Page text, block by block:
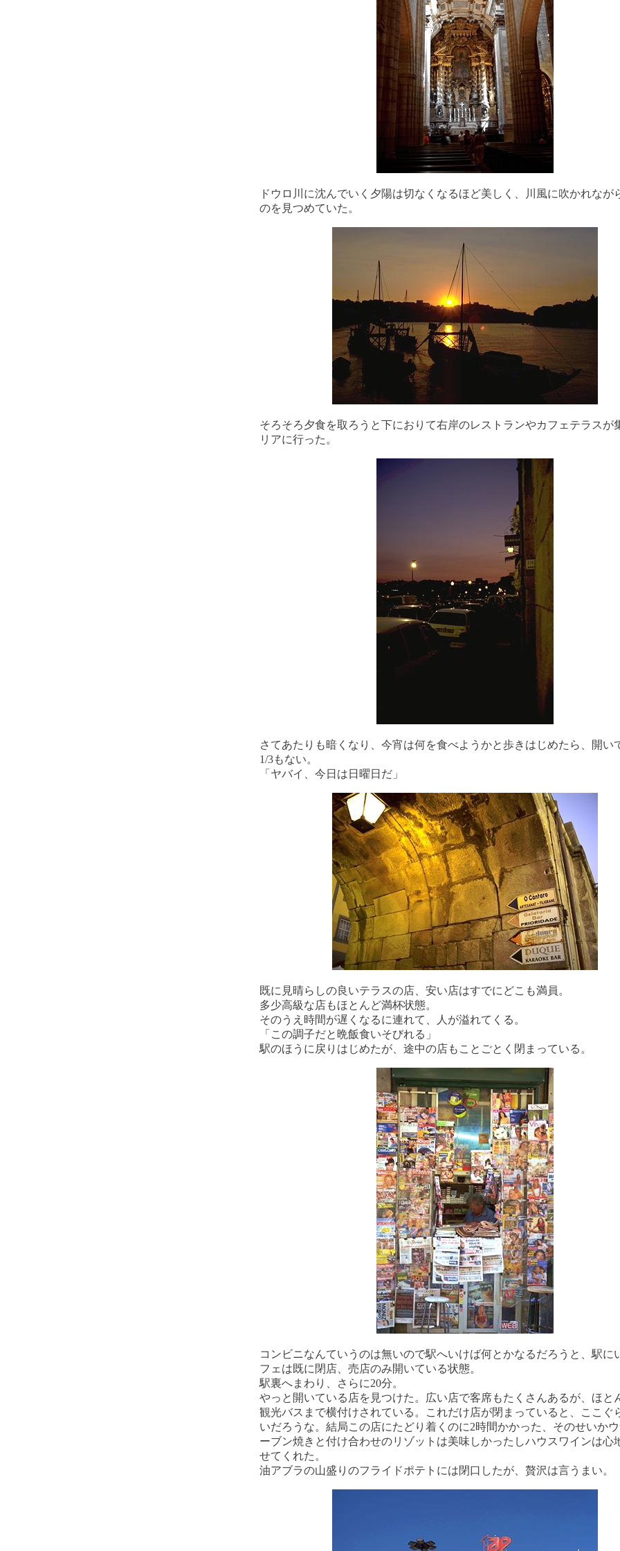
ドウロ川に沈んでいく夕陽は切なくなるほど美しく、川風に吹かれなが
のを見つめていた。
そろそろ夕食を取ろうと下におりて右岸のレストランやカフェテラスが
リアに行った。
さてあたりも暗くなり、今宵は何を食べようかと歩きはじめたら、開い
1/3もない。
「ヤバイ、今日は日曜日だ」
既に見晴らしの良いテラスの店、安い店はすでにどこも満員。
多少高級な店もほとんど満杯状態。
そのうえ時間が遅くなるに連れて、人が溢れてくる。
「この調子だと晩飯食いそびれる」
駅のほうに戻りはじめたが、途中の店もことごとく閉まっている。
コンビニなんていうのは無いので駅へいけば何とかなるだろうと、駅に
フェは既に閉店、売店のみ開いている状態。
駅裏へまわり、さらに20分。
やっと開いている店を見つけた。広い店で客席もたくさんあるが、ほと
観光バスまで横付けされている。これだけ店が閉まっていると、ここぐ
いだろうな。結局この店にたどり着くのに2時間かかった、そのせいか
ーブン焼きと付け合わせのリゾットは美味しかったしハウスワインは心
せてくれた。
油アブラの山盛りのフライドポテトには閉口したが、贅沢は言うまい。